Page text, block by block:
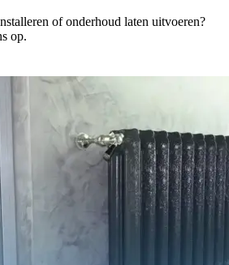
of onderhoud laten uitvoeren?
op.